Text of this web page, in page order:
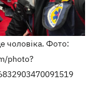
чоловіка. Фото:
photo?